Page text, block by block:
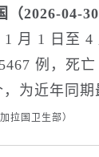
（2026-04-30
1 月 1 日至 4
例，死
为近年同期
拉国卫生部）